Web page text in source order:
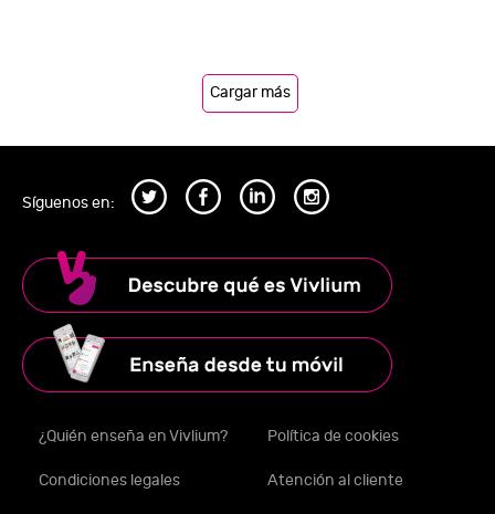
Cargar más
Síguenos en:
¿Quién enseña en Vivlium? Política de cookies
Condiciones legales Atención al cliente